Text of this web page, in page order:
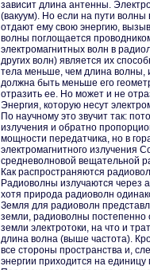
зависит длина антенны.
(вакуум). Но если на пути
отдают ему свою энергию,
волны поглощается
электромагнитных волн в
других волн) является их
тела меньше, чем длина волны,
должна быть меньше его
отразить ее. Но может и не
Энергия, которую несут
По научному это звучит так:
излучения и обратно
мощности передатчика, но в
электромагнитного излучения
средневолновой вещательной
Как распространяются
Радиоволны излучаются через
хотя природа радиоволн
Земля для радиоволн
земли, радиоволны постепенно
земли электротоки, на что и
длина волна (выше частота).
все стороны пространства и,
энергии приходится на